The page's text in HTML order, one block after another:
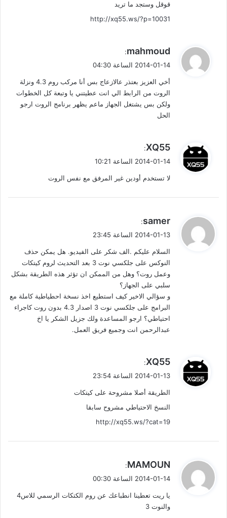
قوقل وستجد ما تريد
http://xq55.ws/?p=10031
ي
ل
mahmoud
:
2014-01-14 الساعة 04:30
أخي العزيز بعتذر عالازعاج بس أنا مركب روم 4.3 ونزلة
الروت من الرابط الي انت عطيتني يا وتبعة كل الخطوات
ولكن بس يشتغل الجهاز ماعم يظهر برنامج الروت ارجو
الحل
ي
ل
XQ55
:
2014-01-14 الساعة 10:21
لا تستخدم أودين غير المرفق مع نفس الروت
ي
ل
samer
:
2014-01-13 الساعة 23:45
السلام عليكم .الف شكر على الفيديو. هل يمكن حذف
النوكس على جلكسي نوت 3 بعد التحديث لروم كيتكات
وعمل روت؟ وهل من الممكن ان تؤثر هذه الطريقة بشكل
سلبي على الجهاز؟
و سؤالي الاخير كيف استطيع اخذ نسخة احطياطية كاملة مع
البرامج على جلكسي نوت 3 اصدار 4.3 بدون روت كاجراء
احتياطي؟ ارجو المساعدة ولك جزيل الشكر يا اخ
عبدالرحمن انت وجميع فريق العمل.
ي
ل
XQ55
:
2014-01-13 الساعة 23:54
الطريقة أصلا مشروحة على كيتكات
النسخ الاحتياطي مشروح سابقا
http://xq55.ws/?cat=19
ي
ل
MAMOUN
:
2014-01-14 الساعة 00:30
يا ريت تعطينا انطباعك عن روم الكتكات الرسمي للاس4
والنوت 3